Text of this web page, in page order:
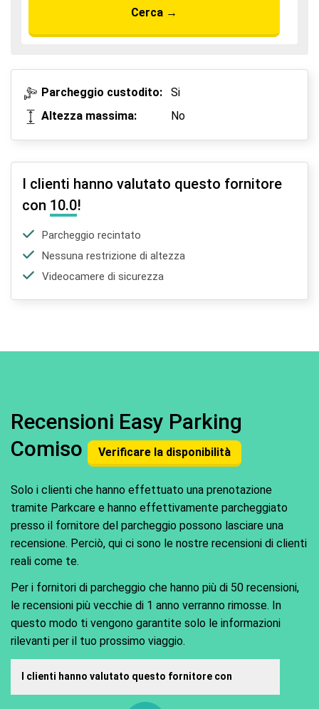
Cerca →
Parcheggio custodito:
Si
Altezza massima:
No
I clienti hanno valutato questo fornitore
con 10.0!
Parcheggio recintato
Nessuna restrizione di altezza
Videocamere di sicurezza
Recensioni Easy Parking
Comiso
Verificare la disponibilità
Solo i clienti che hanno effettuato una prenotazione
tramite Parkcare e hanno effettivamente parcheggiato
presso il fornitore del parcheggio possono lasciare una
recensione. Perciò, qui ci sono le nostre recensioni di clienti
reali come te.
Per i fornitori di parcheggio che hanno più di 50 recensioni,
le recensioni più vecchie di 1 anno verranno rimosse. In
questo modo ti vengono garantite solo le informazioni
rilevanti per il tuo prossimo viaggio.
I clienti hanno valutato questo fornitore con